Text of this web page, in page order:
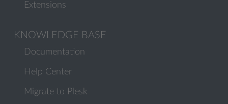
Extensions
KNOWLEDGE BASE
Documentation
Help Center
Migrate to Plesk